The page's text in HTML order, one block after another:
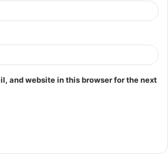
and website in this browser for the next